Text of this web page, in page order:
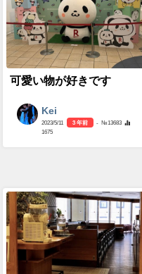
可愛い物が好きです
Kei
2023/5/11 3 年前
- №13683
1675